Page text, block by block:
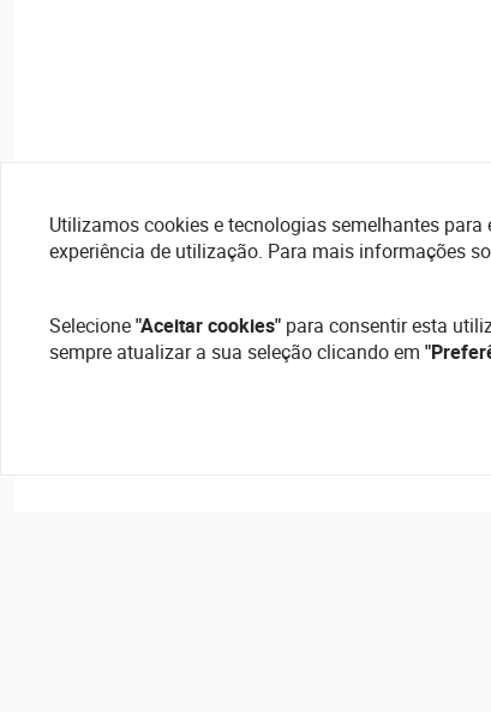
Utilizamos cookies e tecnologias semelhantes
experiência de utilização. Para mais informações
Selecione"Aceitar cookies" para consentir esta
sempre atualizar a sua seleção clicando em